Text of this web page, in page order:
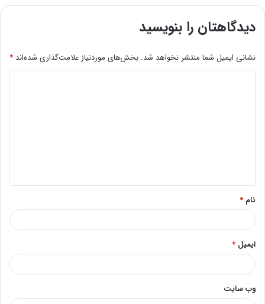
دیدگاهتان را بنویسید
نشانی ایمیل شما منتشر نخواهد شد. بخش‌های موردنیاز علامت‌گذاری شده‌اند *
*
نام *
ایمیل *
وب‌ سایت